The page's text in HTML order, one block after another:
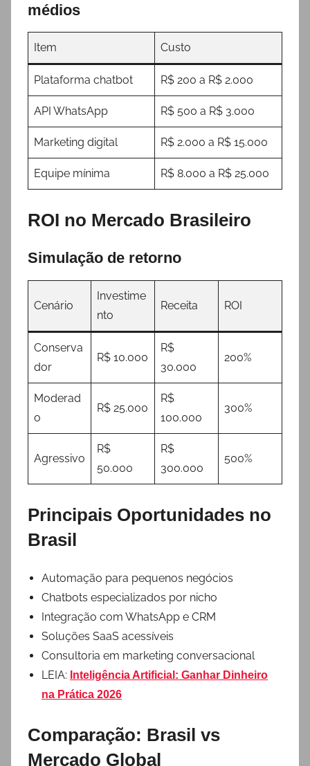
médios
Item Custo
Plataforma chatbot R$ 200 a R$ 2.000
API WhatsApp R$ 500 a R$ 3.000
Marketing digital R$ 2.000 a R$ 15.000
Equipe mínima R$ 8.000 a R$ 25.000
ROI no Mercado Brasileiro
Simulação de retorno
Cenário
Investime
nto
Receita ROI
Conserva
dor
R$ 10.000
R$
30.000
200%
Moderad
o
R$ 25.000
R$
100.000
300%
Agressivo
R$
50.000
R$
300.000
500%
Principais Oportunidades no
Brasil
Automação para pequenos negócios
Chatbots especializados por nicho
Integração com WhatsApp e CRM
Soluções SaaS acessíveis
Consultoria em marketing conversacional
LEIA: Inteligência Artificial: Ganhar Dinheiro
na Prática 2026
Comparação: Brasil vs
Mercado Global